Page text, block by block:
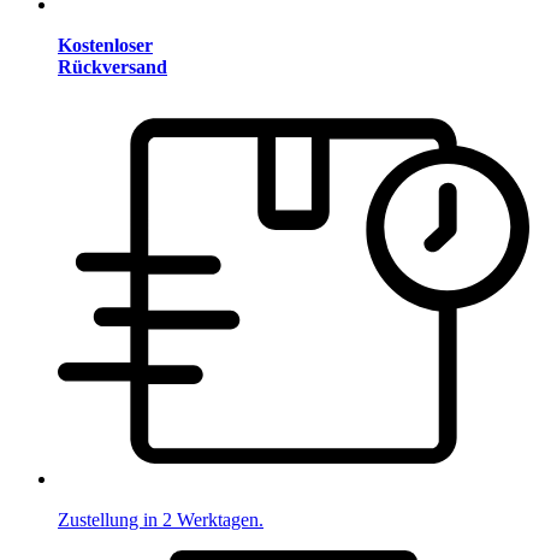
Kostenloser
Rückversand
Zustellung in 2 Werktagen.